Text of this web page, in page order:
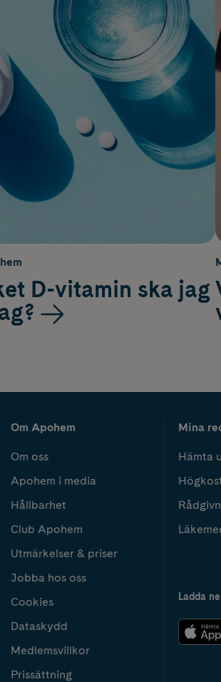
D-vitamin ska jag
Om Apohem
Om oss
Apohem i media
Hållbarhet
Club Apohem
Utmärkelser & priser
Jobba hos oss
Cookies
Dataskydd
Medlemsvillkor
Prissättning
Mina
Hämta
Ladda